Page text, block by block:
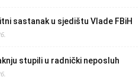
sastanak u sjedištu Vlade FBiH
stupili u radnički neposluh